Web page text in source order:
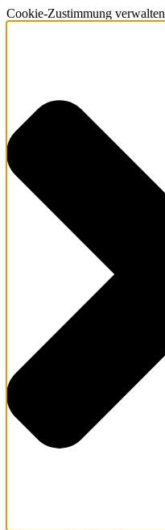
Cookie-Zustimmung verwalten